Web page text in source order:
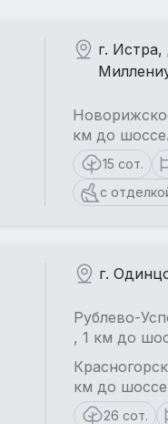
г.
км до шоссе.
15 сот.
с
г.
Рублево-
, 1 км до
км до
26 сот.